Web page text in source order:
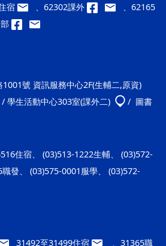
宿 、62302課外
、62165
號 資訊服務中心2F(生輔二,原資)
/ 學生活動中心303室(課外二)
/ 圖書
住宿、 (03)513-1222生輔、 (03)572-
發、 (03)575-0001服學、 (03)572-
31492至31499住宿 、31365職